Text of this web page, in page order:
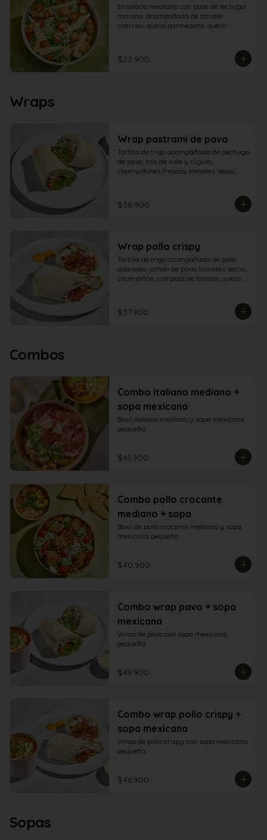
Ensalada mediana con base de lechuga
romana, acompañada de tomate
cherries, queso parmesano, queso
$22.900
Wraps
Wrap pastrami de pavo
Tortilla de trigo acompañada de pechuga
de pavo, mix de kale y rúgula,
champiñones frescos, tomates secos,
aguacate y yogur griego.
$38.900
Wrap pollo crispy
Tortilla de trigo acompañada de pollo
apanado, jamón de pavo, tomates secos,
champiñón, compota de tomate, queso
$37.900
Combos
Combo italiano mediano +
sopa mexicana
Bowl italiano mediano y sopa mexicana
pequeña
$41.900
Combo pollo crocante
mediano + sopa
Bowl de pollo crocante mediano y sopa
mexicana pequeña
$40.900
Combo wrap pavo + sopa
mexicana
Wrap de pavo con sopa mexicana
pequeña
$49.900
Combo wrap pollo crispy +
sopa mexicana
Wrap de pollo crispy con sopa mexicana
pequeña
$46.900
Sopas